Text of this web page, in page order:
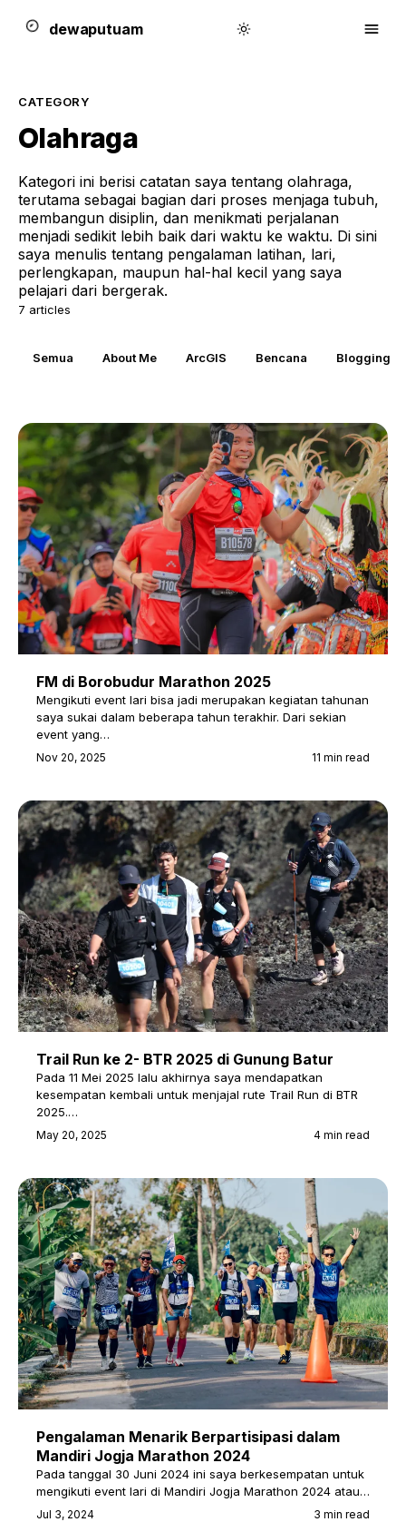
dewaputuam
CATEGORY
Olahraga
Kategori ini berisi catatan saya tentang olahraga,
terutama sebagai bagian dari proses menjaga tubuh,
membangun disiplin, dan menikmati perjalanan
menjadi sedikit lebih baik dari waktu ke waktu. Di sini
saya menulis tentang pengalaman latihan, lari,
perlengkapan, maupun hal-hal kecil yang saya
pelajari dari bergerak.
7 articles
Semua About Me ArcGIS Bencana Blogging
FM di Borobudur Marathon 2025
Mengikuti event lari bisa jadi merupakan kegiatan tahunan
saya sukai dalam beberapa tahun terakhir. Dari sekian
event yang…
Nov 20, 2025 11 min read
Trail Run ke 2- BTR 2025 di Gunung Batur
Pada 11 Mei 2025 lalu akhirnya saya mendapatkan
kesempatan kembali untuk menjajal rute Trail Run di BTR
2025.…
May 20, 2025 4 min read
Pengalaman Menarik Berpartisipasi dalam
Mandiri Jogja Marathon 2024
Pada tanggal 30 Juni 2024 ini saya berkesempatan untuk
mengikuti event lari di Mandiri Jogja Marathon 2024 atau…
Jul 3, 2024 3 min read